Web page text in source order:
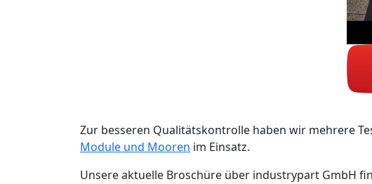
Zur besseren Qualitätskontrolle haben wir mehrere
Module und Mooren im Einsatz.
Unsere aktuelle Broschüre über industrypart GmbH